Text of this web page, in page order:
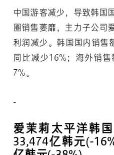
中国游客减少，导致韩国
圈销售萎靡，主力子公司
利润减少。韩国国内销售
同比减少16%；海外销
7%。
爱茉莉太平洋韩
33,474亿韩元(-